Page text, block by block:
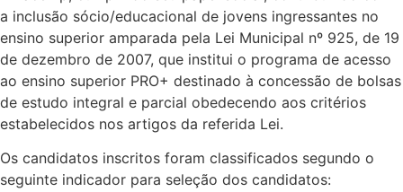
a inclusão sócio/educacional de jovens ingressantes no
ensino superior amparada pela Lei Municipal nº 925, de 19
de dezembro de 2007, que institui o programa de acesso
ao ensino superior PRO+ destinado à concessão de bolsas
de estudo integral e parcial obedecendo aos critérios
estabelecidos nos artigos da referida Lei.
Os candidatos inscritos foram classificados segundo o
seguinte indicador para seleção dos candidatos: